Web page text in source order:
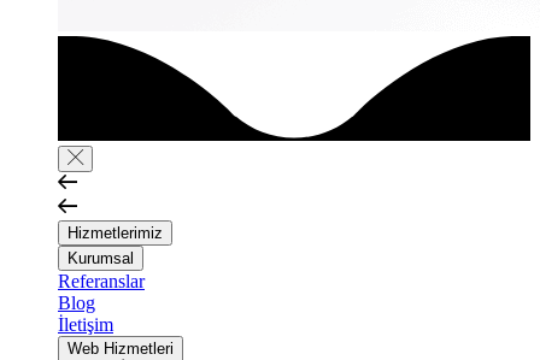
Hizmetlerimiz
Kurumsal
Referanslar
Blog
İletişim
Web Hizmetleri